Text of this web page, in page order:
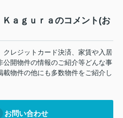
ａｇｕｒａのコメント(お
クレジットカード決済、家賃や入居
公開物件の情報のご紹介等どんな事
物件の他にも多数物件をご紹介し
お問い合わせ